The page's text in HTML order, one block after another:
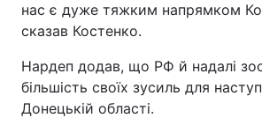
нас є дуже тяжким напрямком
сказав Костенко.
Нардеп додав, що РФ й надалі
більшість своїх зусиль для
Донецькій області.